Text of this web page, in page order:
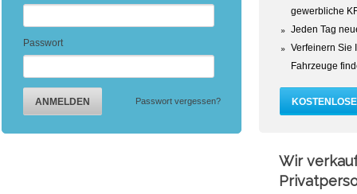
Passwort
Passwort vergessen?
gewerbliche
Jeden Tag
Verfeinern Sie
Fahrzeuge
Wir